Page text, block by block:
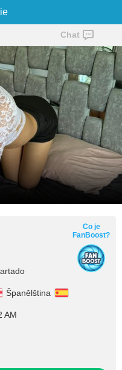
Chat
Španělština
AM
Co je
FanBoost?